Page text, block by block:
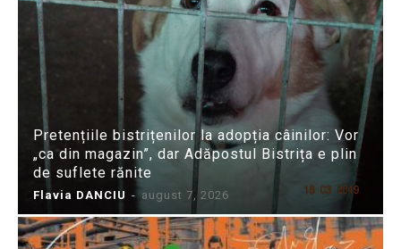
Pretențiile bistrițenilor la adopția câinilor: Vor
„ca din magazin”, dar Adăpostul Bistrița e plin
de suflete rănite
Flavia DANCIU - august 7, 2026